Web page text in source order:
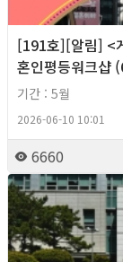
[191호][알림] <
혼인평등워크샵
기간 : 5월
2026-06-10 10:01
6660